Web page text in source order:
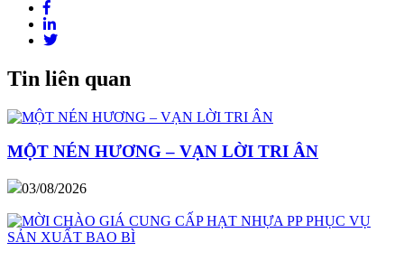
Tin liên quan
MỘT NÉN HƯƠNG – VẠN LỜI TRI ÂN
03/08/2026